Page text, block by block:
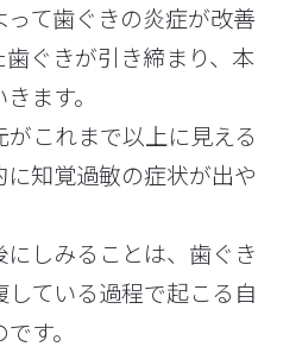
って歯ぐきの炎症が改善
ぐきが引き締まり、本
ます。
これまで以上に見える
知覚過敏の症状が出や
しみることは、歯ぐき
ている過程で起こる自
す。